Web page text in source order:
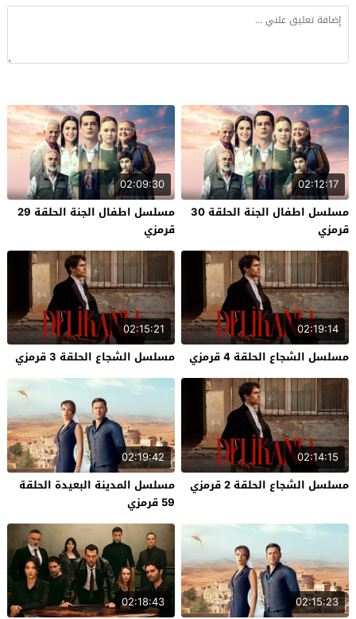
02:12:17
مسلسل اطفال الجنة الحلقة 30
قرمزي
02:09:30
مسلسل اطفال الجنة الحلقة 29
قرمزي
02:19:14
مسلسل الشجاع الحلقة 4 قرمزي
02:15:21
مسلسل الشجاع الحلقة 3 قرمزي
02:14:15
مسلسل الشجاع الحلقة 2 قرمزي
02:19:42
مسلسل المدينة البعيدة الحلقة
59 قرمزي
02:15:23
02:18:43